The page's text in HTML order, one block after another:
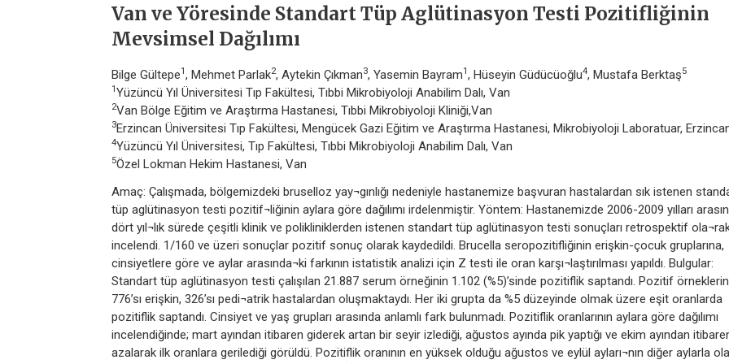
Van ve Yöresinde Standart Tüp Aglütinasyon Testi Pozitifliğinin
Mevsimsel Dağılımı
Bilge Gültepe1 , Mehmet Parlak2, Aytekin Çıkman3, Yasemin Bayram1 , Hüseyin Güdücüoğlu4, Mustafa Berktaş5
1 Yüzüncü Yıl Üniversitesi Tıp Fakültesi, Tıbbi Mikrobiyoloji Anabilim Dalı, Van
2Van Bölge Eğitim ve Araştırma Hastanesi, Tıbbi Mikrobiyoloji Kliniği,Van
3Erzincan Üniversitesi Tıp Fakültesi, Mengücek Gazi Eğitim ve Araştırma Hastanesi, Mikrobiyoloji Laboratuar,
4Yüzüncü Yıl Üniversitesi, Tıp Fakültesi, Tıbbi Mikrobiyoloji Anabilim Dalı, Van
5Özel Lokman Hekim Hastanesi, Van
Amaç: Çalışmada, bölgemizdeki bruselloz yay¬gınlığı nedeniyle hastanemize başvuran hastalardan sık istenen
tüp aglütinasyon testi pozitif¬liğinin aylara göre dağılımı irdelenmiştir. Yöntem: Hastanemizde 2006-2009 yılları
dört yıl¬lık sürede çeşitli klinik ve polikliniklerden istenen standart tüp aglütinasyon testi sonuçları retrospektif
incelendi. 1/160 ve üzeri sonuçlar pozitif sonuç olarak kaydedildi. Brucella seropozitifliğinin erişkin-çocuk gruplarına,
cinsiyetlere göre ve aylar arasında¬ki farkının istatistik analizi için Z testi ile oran karşı¬laştırılması yapıldı. Bulgular:
Standart tüp aglütinasyon testi çalışılan 21.887 serum örneğinin 1.102 (%5)’sinde pozitiflik saptandı. Pozitif örneklerin
776’sı erişkin, 326’sı pedi¬atrik hastalardan oluşmaktaydı. Her iki grupta da %5 düzeyinde olmak üzere eşit oranlarda
pozitiflik saptandı. Cinsiyet ve yaş grupları arasında anlamlı fark bulunmadı. Pozitiflik oranlarının aylara göre dağılımı
incelendiğinde; mart ayından itibaren giderek artan bir seyir izlediği, ağustos ayında pik yaptığı ve ekim ayından
azalarak ilk oranlara gerilediği görüldü. Pozitiflik oranının en yüksek olduğu ağustos ve eylül ayları¬nın diğer aylarla